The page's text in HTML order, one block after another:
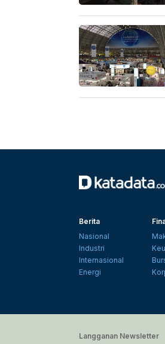
Berita
Nasional
Industri
Internasional
Energi
Langganan Newsletter